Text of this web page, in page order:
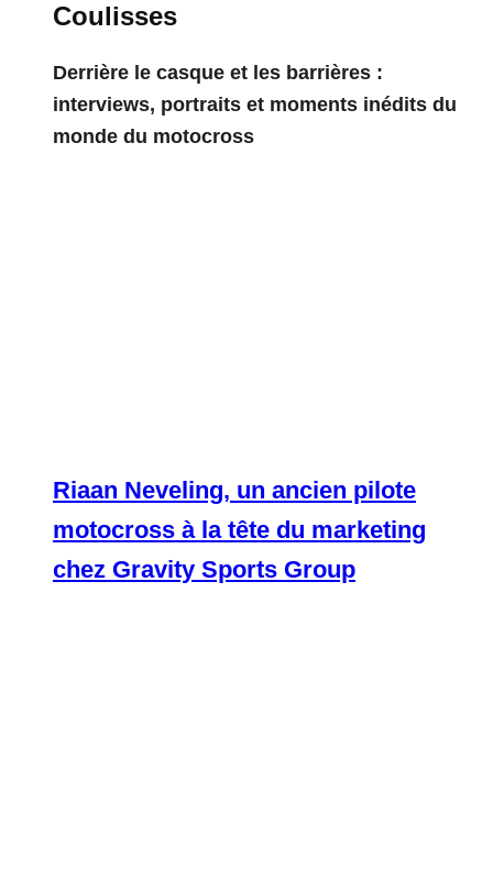
Coulisses
Derrière le casque et les barrières :
interviews, portraits et moments inédits du
monde du motocross
Riaan Neveling, un ancien pilote
motocross à la tête du marketing
chez Gravity Sports Group